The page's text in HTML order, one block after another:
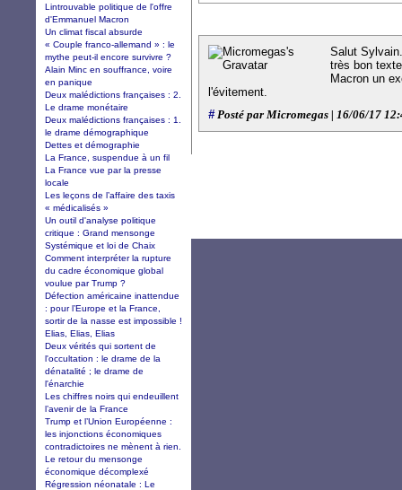
Salut
très bon
Macron un
l'évitement.
#Posté par Micromegas | 16/06/17
Lintrouvable politique de l'offre
d'Emmanuel Macron
Un climat fiscal absurde
« Couple franco-allemand » : le
mythe peut-il encore survivre ?
Alain Minc en souffrance, voire
en panique
Deux malédictions françaises : 2.
Le drame monétaire
Deux malédictions françaises : 1.
le drame démographique
Dettes et démographie
La France, suspendue à un fil
La France vue par la presse
locale
Les leçons de l’affaire des taxis
« médicalisés »
Un outil d'analyse politique
critique : Grand mensonge
Systémique et loi de Chaix
Comment interpréter la rupture
du cadre économique global
voulue par Trump ?
Défection américaine inattendue
: pour l’Europe et la France,
sortir de la nasse est impossible !
Elias, Elias, Elias
Deux vérités qui sortent de
l'occultation : le drame de la
dénatalité ; le drame de
l'énarchie
Les chiffres noirs qui endeuillent
l’avenir de la France
Trump et l’Union Européenne :
les injonctions économiques
contradictoires ne mènent à rien.
Le retour du mensonge
économique décomplexé
Régression néonatale : Le